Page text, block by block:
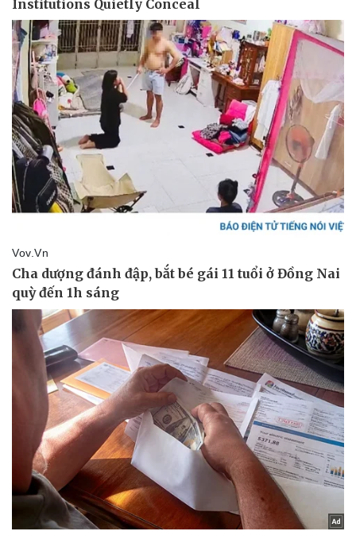
Thể thao
Bóng đá
Lịch thi đấu bóng đá
Thế giới thể thao
Ô tô - Xe máy
Xe máy
Tư vấn